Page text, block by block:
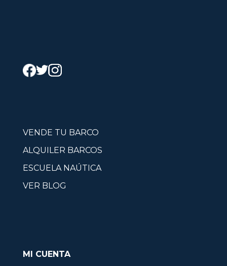
VENDE TU BARCO
ALQUILER BARCOS
ESCUELA NAÚTICA
VER BLOG
MI CUENTA